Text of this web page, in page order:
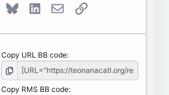
BlueskyLinkedInE-mailLink
Copy URL BB code
Copy RMS BB code